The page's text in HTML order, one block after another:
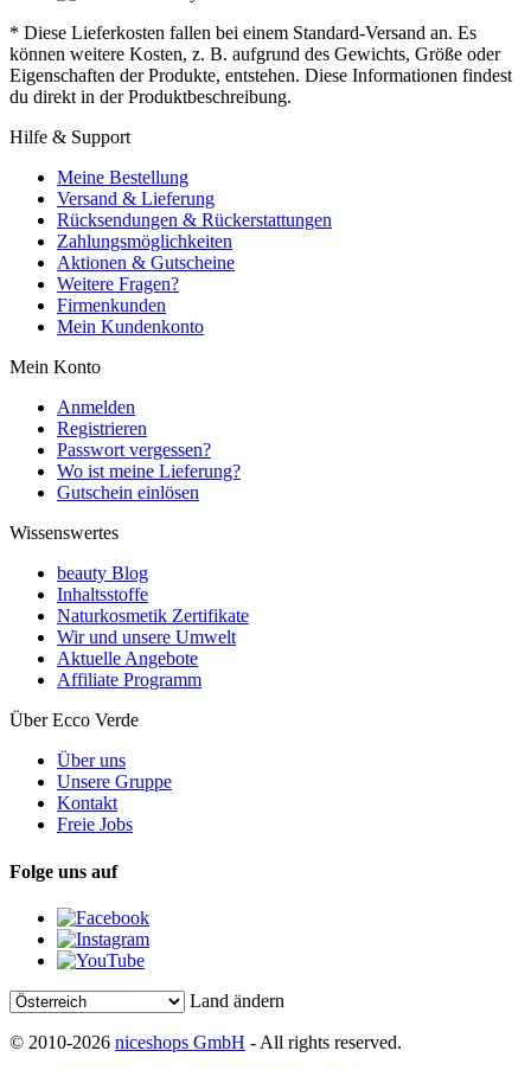
* Diese Lieferkosten fallen bei einem Standard-Versand an. Es
können weitere Kosten, z. B. aufgrund des Gewichts, Größe oder
Eigenschaften der Produkte, entstehen. Diese Informationen findest
du direkt in der Produktbeschreibung.
Hilfe & Support
Meine Bestellung
Versand & Lieferung
Rücksendungen & Rückerstattungen
Zahlungsmöglichkeiten
Aktionen & Gutscheine
Weitere Fragen?
Firmenkunden
Mein Kundenkonto
Mein Konto
Anmelden
Registrieren
Passwort vergessen?
Wo ist meine Lieferung?
Gutschein einlösen
Wissenswertes
beauty Blog
Inhaltsstoffe
Naturkosmetik Zertifikate
Wir und unsere Umwelt
Aktuelle Angebote
Affiliate Programm
Über Ecco Verde
Über uns
Unsere Gruppe
Kontakt
Freie Jobs
Folge uns auf
Land ändern
© 2010-2026 niceshops GmbH - All rights reserved.